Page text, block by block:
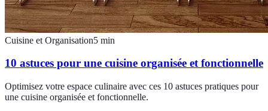
Cuisine et Organisation5 min
10 astuces pour une cuisine organisée et fonctionnelle
Optimisez votre espace culinaire avec ces 10 astuces pratiques pour
une cuisine organisée et fonctionnelle.